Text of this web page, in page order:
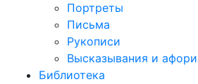
Портреты
Письма
Рукописи
Высказывания и
Библиотека